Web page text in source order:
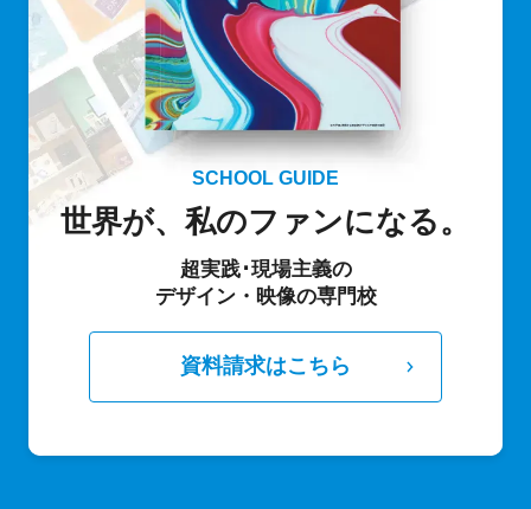
SCHOOL GUIDE
世界が、私のファンになる。
超実践･現場主義の
デザイン・映像の専門校
資料請求はこちら